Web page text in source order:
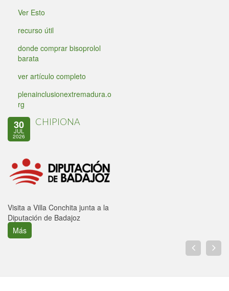
Ver Esto
recurso útil
donde comprar bisoprolol
barata
ver artículo completo
plenainclusionextremadura.o
rg
30
JUL
2026
CHIPIONA
Visita a Villa Conchita junta a la
Diputación de Badajoz
Más